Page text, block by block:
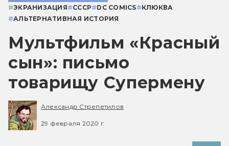
#ЭКРАНИЗАЦИЯ#СССР#DC COMICS#КЛЮКВА
#АЛЬТЕРНАТИВНАЯ ИСТОРИЯ
Мультфильм «Красный
сын»: письмо
товарищу Супермену
Александр Стрепетилов
29 февраля 2020 г.